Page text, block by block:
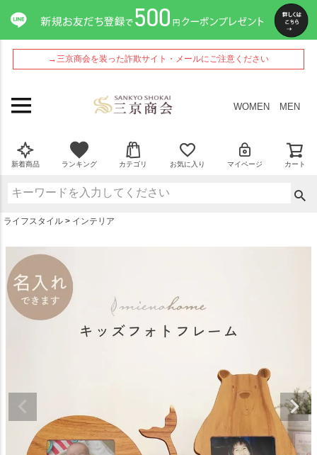
→三京商会を装った詐欺サイト・メールにご注意ください
WOMEN MEN
新着商品 ランキング カテゴリ お気に入り マイページ カート
ライフスタイル インテリア
ペー
ジト
ップ
へ